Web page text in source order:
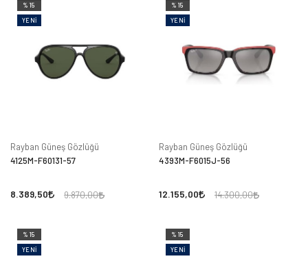
%15
YENI
Rayban Güneş Gözlüğü
4125M-F60131-57
8.389,50 9.870,00
%15
YENI
Rayban Güneş Gözlüğü
4393M-F6015J-56
12.155,00 14.300,00
%15
YENI
%15
YENI